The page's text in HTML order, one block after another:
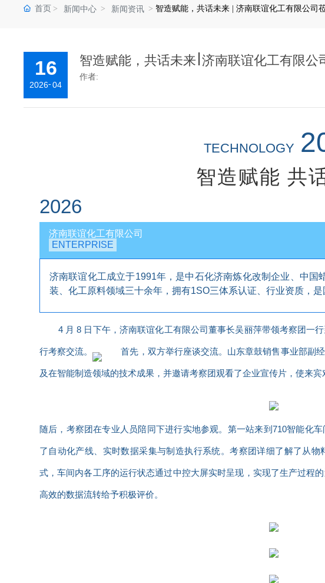
首页 新闻中心 新闻资讯 智造赋能，共话未来 | 济南联谊化工有限公司
16
2026-04
智造赋能，共话未来 | 济南联谊化工有限
作者:
TECHNOLOGY
智造赋能 共
2026
济南联谊化工有限公司
ENTERPRISE
济南联谊化工成立于1991年，是中石化济南炼化改制企业、中国
装、化工原料领域三十余年，拥有1SO三体系认证、行业资质，是
4 月 8 日下午， 济南联谊化工有限公司董事长吴丽萍带领考察团一
行考察交流。 首先，双方举行座谈交流。山东章鼓销售事业部副
及在智能制造领域的技术成果，并邀请考察团观看了企业宣传片，使来宾
随后，考察团在专业人员陪同下进行实地参观。第一站来到710智能化
了自动化产线、实时数据采集与制造执行系统。考察团详细了解了从
式，车间内各工序的运行状态通过中控大屏实时呈现，实现了生产过程
高效的数据流转给予积极评价。